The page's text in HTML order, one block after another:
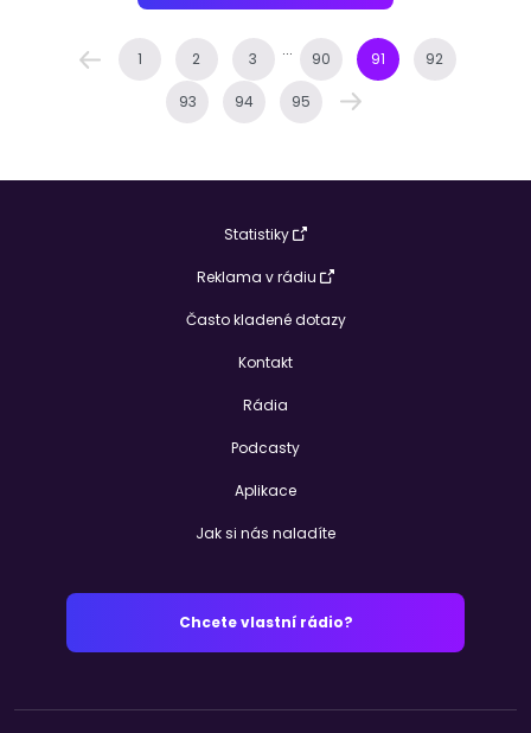
1 2 3 ... 90 91 92
93 94 95
Statistiky
Reklama v rádiu
Často kladené dotazy
Kontakt
Rádia
Podcasty
Aplikace
Jak si nás naladíte
Chcete vlastní rádio?